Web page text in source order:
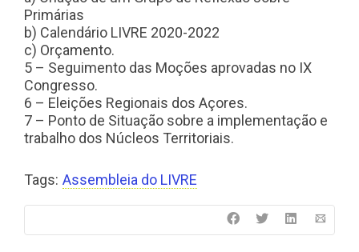
Primárias
b) Calendário LIVRE 2020-2022
c) Orçamento.
5 – Seguimento das Moções aprovadas no IX
Congresso.
6 – Eleições Regionais dos Açores.
7 – Ponto de Situação sobre a implementação e
trabalho dos Núcleos Territoriais.
Tags: Assembleia do LIVRE